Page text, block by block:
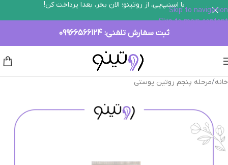
Skip to navigation
Skip to main content
با اسنپ‌پی، از روتینو؛ الان بخر، بعدا پرداخت کن!
ثبت سفارش تلفنی: 09966566124
خانه/مرحله پنجم روتین پوستی